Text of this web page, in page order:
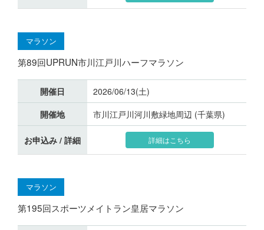
マラソン
第89回UPRUN市川江戸川ハーフマラソン
開催日
2026/06/13(土)
開催地
市川江戸川河川敷緑地周辺 (千葉県)
お申込み / 詳細 詳細はこちら
マラソン
第195回スポーツメイトラン皇居マラソン